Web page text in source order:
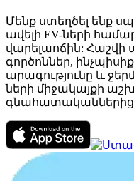
Մենք ստեղծել ենք
ավելի EV-ների
վարելաոճին: Հաշվի
գործոններ,
արագությունը և
ների միջակայքի
գնահատականներից